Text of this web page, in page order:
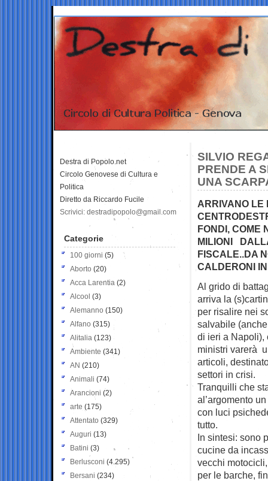
SILVIO
PRENDE A
UNA
ARRIVANO LE
FONDI, COME
MILIONI
FISCALE..DA
CALDERONI
Al grido di
arriva la
per risalire nei
salvabile
di ieri a
ministri varerà
articoli,
settori in crisi.
Tranquilli che
al’argomento
con luci
tutto.
In sintesi: sono
cucine da
vecchi
per le barche,
Destra di Popolo.net
Circolo Genovese di Cultura e
Politica
Diretto da Riccardo Fucile
Scrivici: destradipopolo@gmail.com
Categorie
100 giorni (5)
Aborto (20)
Acca Larentia (2)
Alcool (3)
Alemanno (150)
Alfano (315)
Alitalia (123)
Ambiente (341)
AN (210)
Animali (74)
Arancioni (2)
arte (175)
Attentato (329)
Auguri (13)
Batini (3)
Berlusconi (4.295)
Bersani (234)